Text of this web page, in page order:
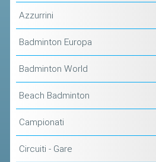
Azzurrini
Badminton Europa
Badminton World
Beach Badminton
Campionati
Circuiti - Gare